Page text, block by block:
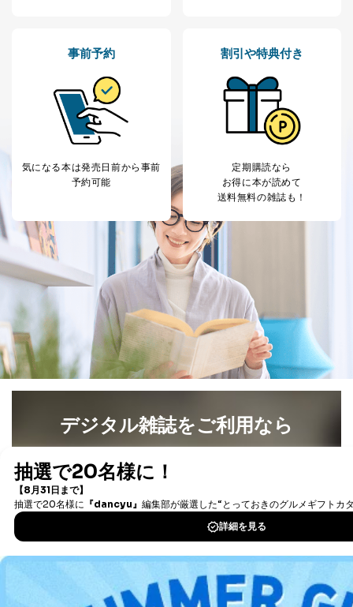
等をご利用の方の
サービス、キャンペーン等の広告
SNS公式アカウン
トに登録された方
当社のサービス利用状況の把握お
よびその分析のため
お問い合わせ対応、トラブル対
処、オペレーター教育など応対品
その他当社のプライバシーポリシ
ー等にて公表する利用目的達成の
※上記の利用目的のうちNo.1～5については保有個人デ
ータ（開示対象個人情報）の利用目的であり、下記4.の
開示等のご請求に対応させていただきます。
なお、6、7については、パートナー（提携企業）様又は
各SNS運営会社様にご請求いただきますようお願い致し
ます。
３．個人情報の第三者提供について
当社は、取得した個人情報を適切に管理し､あらかじめ
本人の同意を得ることなく第三者に提供することはあり
ません。ただし、次の場合は除きます。
場合であって、本人の同意を得ることが困難であると
に特に必要がある場合であって、本人の同意を得るこ
とが困難である場合。
国の機関もしくは地方公共団体またはその委託を受け
する必要がある場合であって、本人の同意を得ること
き。
上記２．の利用目的を実施するために守秘義務を結ん
だ企業に、業務の一部として個人情報の取扱いを委
事前予約
気になる本は発売日前から事前
予約可能
割引や特典付き
定期購読なら
お得に本が読めて
送料無料の雑誌も！
デジタル雑誌をご利用なら
書籍）が無料で読み放題！
DOWNLOAD FOR IOS
DOWNLOAD FOR ANDROID